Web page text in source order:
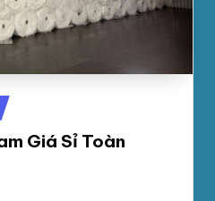
Giá Sỉ Toàn